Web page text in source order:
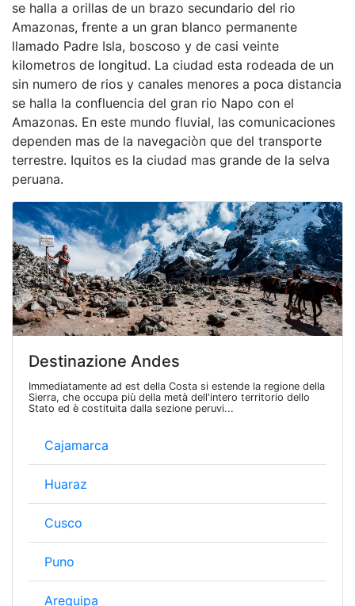
se halla a orillas de un brazo secundario del rio
Amazonas, frente a un gran blanco permanente
llamado Padre Isla, boscoso y de casi veinte
kilometros de longitud. La ciudad esta rodeada de un
sin numero de rios y canales menores a poca distancia
se halla la confluencia del gran rio Napo con el
Amazonas. En este mundo fluvial, las comunicaciones
dependen mas de la navegaciòn que del transporte
terrestre. Iquitos es la ciudad mas grande de la selva
peruana.
Destinazione Andes
Immediatamente ad est della Costa si estende la regione della
Sierra, che occupa più della metà dell'intero territorio dello
Stato ed è costituita dalla sezione peruvi...
Cajamarca
Huaraz
Cusco
Puno
Arequipa